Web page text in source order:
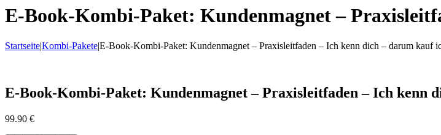
E-Book-Kombi-Paket: Kundenmagnet –
Startseite|Kombi-Pakete|E-Book-Kombi-Paket: Kundenmagnet – Praxisleitfaden – Ich kenn dich – darum kauf
E-Book-Kombi-Paket: Kundenmagnet – Praxisleitfaden – Ich kenn
99.90 €